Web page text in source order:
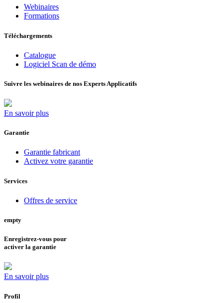
Webinaires
Formations
Téléchargements
Catalogue
Logiciel Scan de démo
Suivre les webinaires de nos Experts Applicatifs
En savoir plus
Garantie
Garantie fabricant
Activez votre garantie
Services
Offres de service
empty
Enregistrez-vous pour
activer la garantie
En savoir plus
Profil